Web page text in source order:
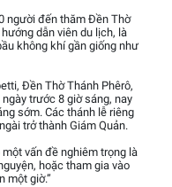
người đến thăm Đền Thờ
dẫn viên du lịch, là
không khí gần giống như
Đền Thờ Thánh Phêrô,
trước 8 giờ sáng, nay
sớm. Các thánh lễ riêng
trở thành Giám Quản.
vấn đề nghiêm trọng là
hoặc tham gia vào
một giờ.”